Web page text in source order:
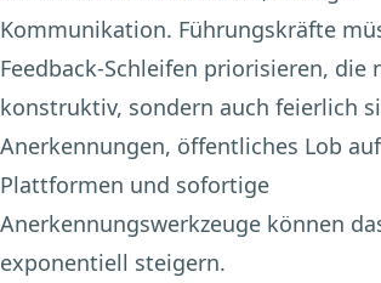
Kommunikation. Führungskräfte
Feedback-Schleifen priorisieren, die
konstruktiv, sondern auch feierlich
Anerkennungen, öffentliches Lob
Plattformen und sofortige
Anerkennungswerkzeuge können
exponentiell steigern.